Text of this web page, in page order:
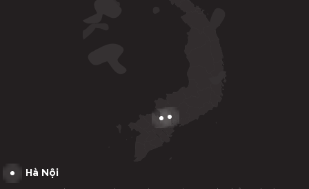
Hà Nội